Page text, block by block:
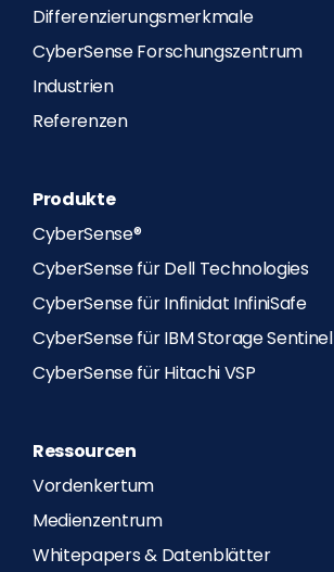
Differenzierungsmerkmale
CyberSense Forschungszentrum
Industrien
Referenzen
Produkte
CyberSense®
CyberSense für Dell Technologies
CyberSense für Infinidat InfiniSafe
CyberSense für IBM Storage Sentinel
CyberSense für Hitachi VSP
Ressourcen
Vordenkertum
Medienzentrum
Whitepapers & Datenblätter